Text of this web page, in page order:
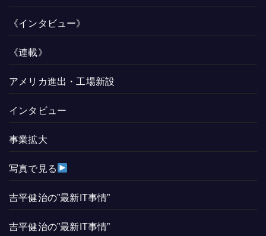
《インタビュー》
《連載》
アメリカ進出・工場新設
インタビュー
事業拡大
写真で見る
吉平健治の”最新IT事情”
吉平健治の”最新IT事情”